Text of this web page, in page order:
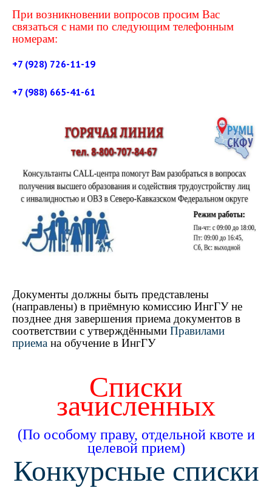
При возникновении вопросов просим Вас
связаться с нами по следующим телефонным
номерам:
+7 (928) 726-11-19
+7 (988) 665-41-61
Документы должны быть представлены
(направлены) в приёмную комиссию ИнгГУ не
позднее дня завершения приема документов в
соответствии с утверждёнными Правилами
приема на обучение в ИнгГУ
Списки
зачисленных
(По особому праву, отдельной квоте и
целевой прием)
Конкурсные списки